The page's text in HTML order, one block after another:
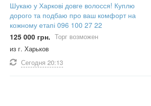
Шукаю у Харкові довге волосся! Куплю
дорого та подбаю про ваш комфорт на
кожному етапі 096 100 27 22
125 000 грн. Торг возможен
из г. Харьков
Сегодня 20:13